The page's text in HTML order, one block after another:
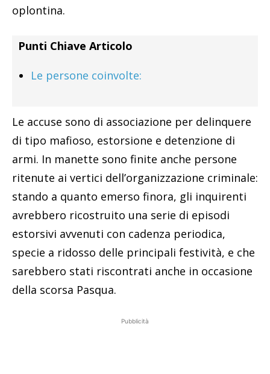
oplontina.
Punti Chiave Articolo
Le persone coinvolte:
Le accuse sono di associazione per delinquere
di tipo mafioso, estorsione e detenzione di
armi. In manette sono finite anche persone
ritenute ai vertici dell’organizzazione criminale:
stando a quanto emerso finora, gli inquirenti
avrebbero ricostruito una serie di episodi
estorsivi avvenuti con cadenza periodica,
specie a ridosso delle principali festività, e che
sarebbero stati riscontrati anche in occasione
della scorsa Pasqua.
Pubblicità